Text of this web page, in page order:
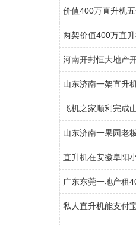
广东东莞一地产租
私人直升机能支付